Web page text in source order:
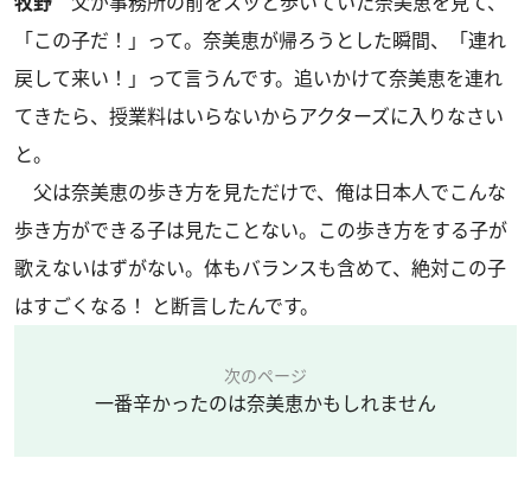
「この子だ！」って。奈美恵が帰ろうとした瞬間、「連れ
戻して来い！」って言うんです。追いかけて奈美恵を連れ
てきたら、授業料はいらないからアクターズに入りなさい
と。
父は奈美恵の歩き方を見ただけで、俺は日本人でこんな
歩き方ができる子は見たことない。この歩き方をする子が
歌えないはずがない。体もバランスも含めて、絶対この子
はすごくなる！ と断言したんです。
次のページ
一番辛かったのは奈美恵かもしれません